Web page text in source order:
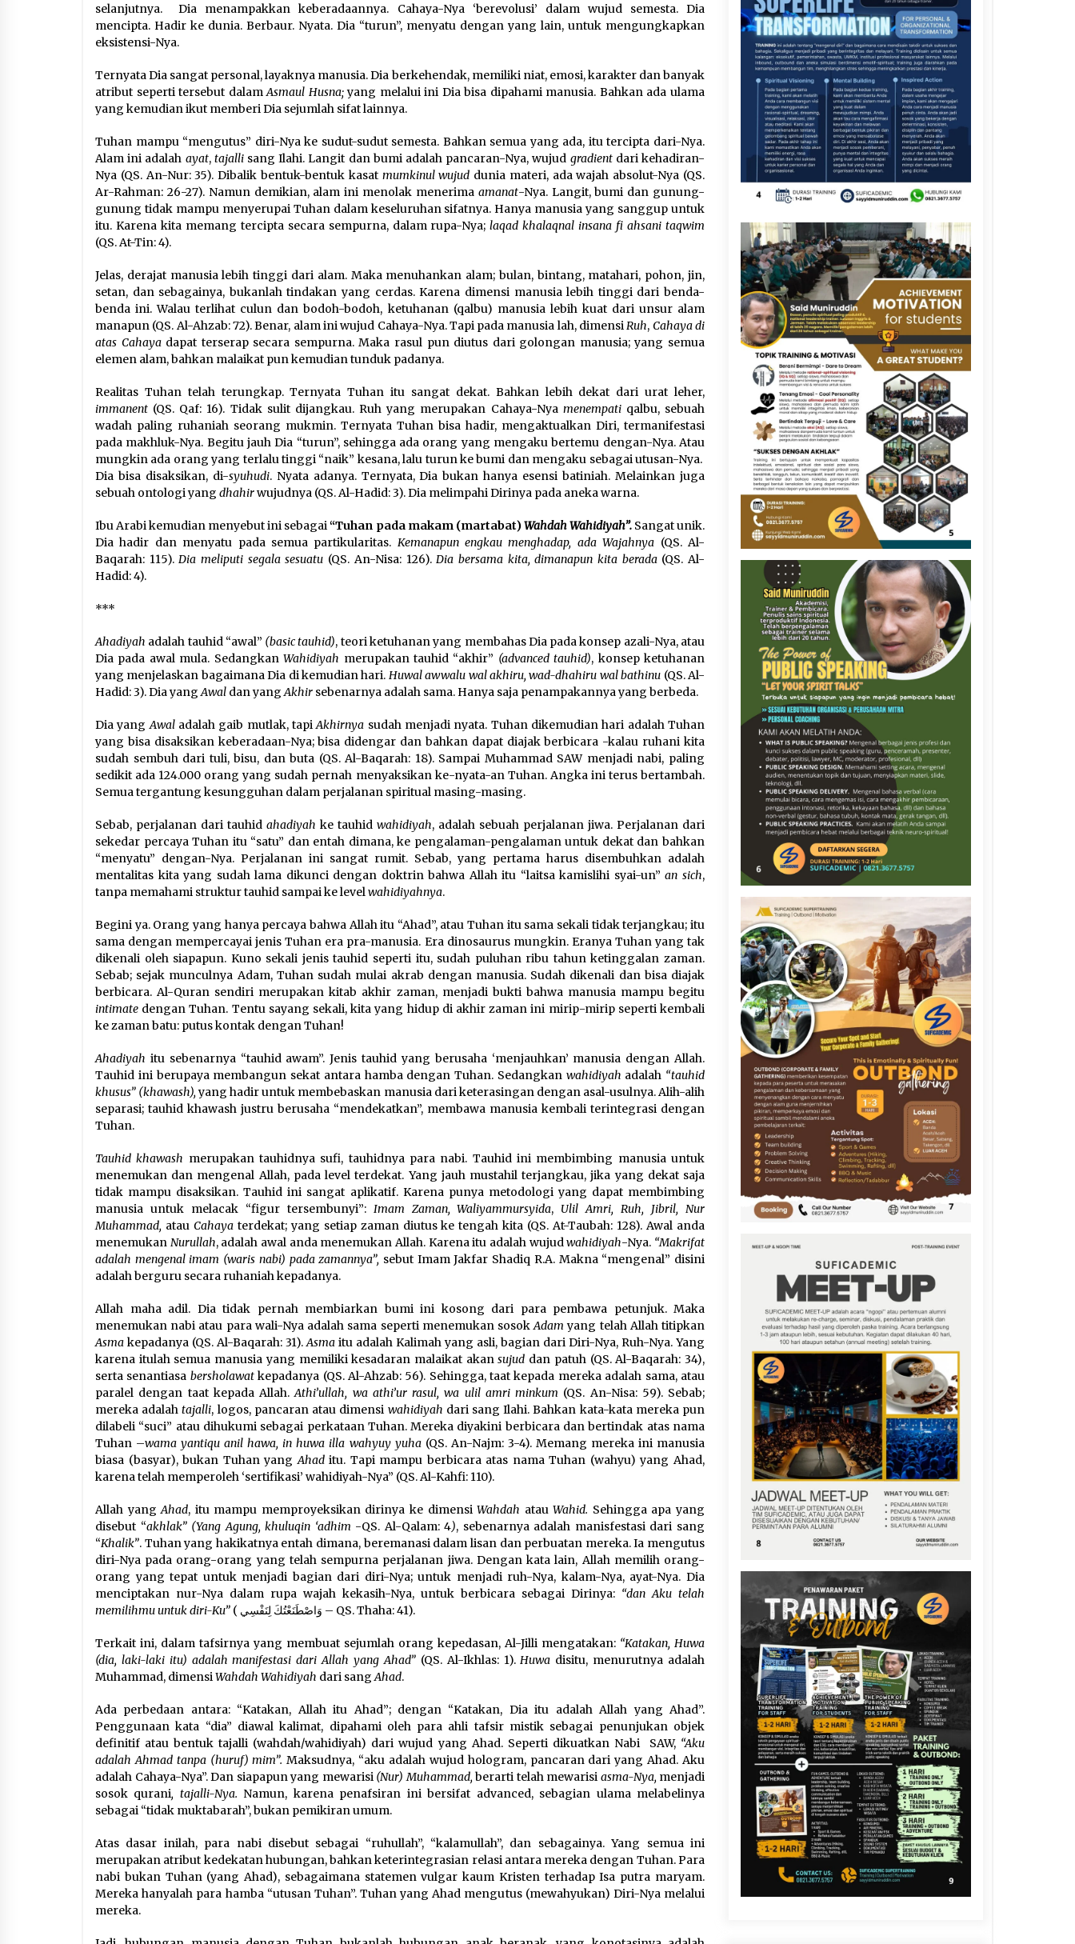
selanjutnya. Dia menampakkan keberadaannya. Cahaya-Nya ‘berevolusi’ dalam wujud semesta. Dia
mencipta. Hadir ke dunia. Berbaur. Nyata. Dia “turun”, menyatu dengan yang lain, untuk mengungkapkan
eksistensi-Nya.
Ternyata Dia sangat personal, layaknya manusia. Dia berkehendak, memiliki niat, emosi, karakter dan banyak
atribut seperti tersebut dalamAsmaul Husna;yang melalui ini Dia bisa dipahami manusia. Bahkan ada ulama
yang kemudian ikut memberi Dia sejumlah sifat lainnya.
Tuhan mampu “mengutus” diri-Nya ke sudut-sudut semesta. Bahkan semua yang ada, itu tercipta dari-Nya.
Alam ini adalah ayat, tajallisang Ilahi. Langit dan bumi adalah pancaran-Nya, wujud gradientdari kehadiran-
Nya (QS. An-Nur: 35). Dibalik bentuk-bentuk kasat mumkinul wujud dunia materi, ada wajah absolut-Nya (QS.
Ar-Rahman: 26-27). Namun demikian, alam ini menolak menerima amanat-Nya. Langit, bumi dan gunung-
gunung tidak mampu menyerupai Tuhan dalam keseluruhan sifatnya. Hanya manusia yang sanggup untuk
itu. Karena kita memang tercipta secara sempurna, dalam rupa-Nya;laqad khalaqnal insana fi ahsani taqwim
(QS. At-Tin: 4).
Jelas, derajat manusia lebih tinggi dari alam. Maka menuhankan alam; bulan, bintang, matahari, pohon, jin,
setan, dan sebagainya, bukanlah tindakan yang cerdas. Karena dimensi manusia lebih tinggi dari benda-
benda ini. Walau terlihat culun dan bodoh-bodoh, ketuhanan (qalbu) manusia lebih kuat dari unsur alam
manapun (QS. Al-Ahzab: 72). Benar, alam ini wujud Cahaya-Nya. Tapi pada manusia lah, dimensi Ruh, Cahaya di
atas Cahayadapat terserap secara sempurna. Maka rasul pun diutus dari golongan manusia; yang semua
elemen alam, bahkan malaikat pun kemudian tunduk padanya.
Realitas Tuhan telah terungkap. Ternyata Tuhan itu sangat dekat. Bahkan lebih dekat dari urat leher,
immanent (QS. Qaf: 16). Tidak sulit dijangkau. Ruh yang merupakan Cahaya-Nya menempatiqalbu, sebuah
wadah paling ruhaniah seorang mukmin. Ternyata Tuhan bisa hadir, mengaktualkan Diri, termanifestasi
pada makhluk-Nya. Begitu jauh Dia “turun”, sehingga ada orang yang mengaku bertemu dengan-Nya. Atau
mungkin ada orang yang terlalu tinggi “naik” kesana, lalu turun ke bumi dan mengaku sebagai utusan-Nya.
Dia bisa disaksikan, di-syuhudi. Nyata adanya. Ternyata, Dia bukan hanya esensi batiniah. Melainkan juga
sebuah ontologi yang dhahirwujudnya (QS. Al-Hadid: 3). Dia melimpahi Dirinya pada aneka warna.
Ibu Arabi kemudian menyebut ini sebagai“Tuhan pada makam (martabat)Wahdah Wahidiyah”. Sangat unik.
Dia hadir dan menyatu pada semua partikularitas. Kemanapun engkau menghadap, ada Wajahnya (QS. Al-
Baqarah: 115). Dia meliputi segala sesuatu (QS. An-Nisa: 126). Dia bersama kita, dimanapun kita berada(QS. Al-
Hadid: 4).
***
Ahadiyah adalah tauhid “awal” (basic tauhid), teori ketuhanan yang membahas Dia pada konsep azali-Nya, atau
Dia pada awal mula. SedangkanWahidiyah merupakan tauhid “akhir” (advanced tauhid), konsep ketuhanan
yang menjelaskan bagaimana Dia di kemudian hari. Huwal awwalu wal akhiru, wad-dhahiru wal bathinu (QS. Al-
Hadid: 3). Dia yang Awal dan yang Akhir sebenarnya adalah sama. Hanya saja penampakannya yang berbeda.
Dia yang Awal adalah gaib mutlak, tapiAkhirnya sudah menjadi nyata. Tuhan dikemudian hari adalah Tuhan
yang bisa disaksikan keberadaan-Nya; bisa didengar dan bahkan dapat diajak berbicara -kalau ruhani kita
sudah sembuh dari tuli, bisu, dan buta (QS. Al-Baqarah: 18). Sampai Muhammad SAW menjadi nabi, paling
sedikit ada 124.000 orang yang sudah pernah menyaksikan ke-nyata-an Tuhan. Angka ini terus bertambah.
Semua tergantung kesungguhan dalam perjalanan spiritual masing-masing.
Sebab, perjalanan dari tauhid ahadiyah ke tauhid wahidiyah, adalah sebuah perjalanan jiwa. Perjalanan dari
sekedar percaya Tuhan itu “satu” dan entah dimana, ke pengalaman-pengalaman untuk dekat dan bahkan
“menyatu” dengan-Nya. Perjalanan ini sangat rumit. Sebab, yang pertama harus disembuhkan adalah
mentalitas kita yang sudah lama dikunci dengan doktrin bahwa Allah itu “laitsa kamislihi syai-un”an sich,
tanpa memahami struktur tauhid sampai ke level wahidiyahnya.
Begini ya. Orang yang hanya percaya bahwa Allah itu “Ahad”, atau Tuhan itu sama sekali tidak terjangkau; itu
sama dengan mempercayai jenis Tuhan era pra-manusia. Era dinosaurus mungkin. Eranya Tuhan yang tak
dikenali oleh siapapun. Kuno sekali jenis tauhid seperti itu, sudah puluhan ribu tahun ketinggalan zaman.
Sebab; sejak munculnya Adam, Tuhan sudah mulai akrab dengan manusia. Sudah dikenali dan bisa diajak
berbicara. Al-Quran sendiri merupakan kitab akhir zaman, menjadi bukti bahwa manusia mampu begitu
intimate dengan Tuhan. Tentu sayang sekali, kita yang hidup di akhir zaman ini mirip-mirip seperti kembali
ke zaman batu: putus kontak dengan Tuhan!
Ahadiyah itu sebenarnya “tauhid awam”. Jenis tauhid yang berusaha ‘menjauhkan’ manusia dengan Allah.
Tauhid ini berupaya membangun sekat antara hamba dengan Tuhan. Sedangkan wahidiyah adalah “tauhid
khusus” (khawash),yang hadir untuk membebaskan manusia dari keterasingan dengan asal-usulnya. Alih-alih
separasi; tauhid khawash justru berusaha “mendekatkan”, membawa manusia kembali terintegrasi dengan
Tuhan.
Tauhid khawash merupakan tauhidnya sufi, tauhidnya para nabi. Tauhid ini membimbing manusia untuk
menemukan dan mengenal Allah, pada level terdekat. Yang jauh mustahil terjangkau, jika yang dekat saja
tidak mampu disaksikan. Tauhid ini sangat aplikatif. Karena punya metodologi yang dapat membimbing
manusia untuk melacak “figur tersembunyi”: Imam Zaman, Waliyammursyida, Ulil Amri,
Ruh, Jibril, Nur
Muhammad, atau Cahaya terdekat; yang setiap zaman diutus ke tengah kita (QS. At-Taubah: 128). Awal anda
menemukan Nurullah, adalah awal anda menemukan Allah. Karena itu adalah wujudwahidiyah-Nya. “Makrifat
adalah mengenal imam (waris nabi) pada zamannya”, sebut Imam Jakfar Shadiq R.A. Makna “mengenal” disini
adalah berguru secara ruhaniah kepadanya.
Allah maha adil. Dia tidak pernah membiarkan bumi ini kosong dari para pembawa petunjuk. Maka
menemukan nabi atau para wali-Nya adalah sama seperti menemukan sosokAdam yang telah Allah titipkan
Asma kepadanya (QS. Al-Baqarah: 31). Asma itu adalah Kalimah yang asli, bagian dari Diri-Nya, Ruh-Nya. Yang
karena itulah semua manusia yang memiliki kesadaran malaikat akansujud dan patuh (QS. Al-Baqarah: 34),
serta senantiasa bersholawatkepadanya (QS. Al-Ahzab: 56). Sehingga, taat kepada mereka adalah sama, atau
paralel dengan taat kepada Allah.Athi’ullah, wa athi’ur rasul, wa ulil amri minkum (QS. An-Nisa: 59). Sebab;
mereka adalahtajalli, logos, pancaran atau dimensi wahidiyah dari sang Ilahi. Bahkan kata-kata mereka pun
dilabeli “suci” atau dihukumi sebagai perkataan Tuhan. Mereka diyakini berbicara dan bertindak atas nama
Tuhan –wama yantiqu anil hawa, in huwa illa wahyuy yuha(QS. An-Najm: 3-4). Memang mereka ini manusia
biasa (basyar), bukan Tuhan yang Ahaditu. Tapi mampu berbicara atas nama Tuhan (wahyu) yang Ahad,
karena telah memperoleh ‘sertifikasi’ wahidiyah-Nya” (QS. Al-Kahfi: 110).
Allah yangAhad, itu mampu memproyeksikan dirinya ke dimensiWahdah atauWahid. Sehingga apa yang
disebut “akhlak” (Yang Agung, khuluqin ‘adhim -QS. Al-Qalam: 4), sebenarnya adalah manisfestasi dari sang
“Khalik”. Tuhan yang hakikatnya entah dimana, beremanasi dalam lisan dan perbuatan mereka. Ia mengutus
diri-Nya pada orang-orang yang telah sempurna perjalanan jiwa. Dengan kata lain, Allah memilih orang-
orang yang tepat untuk menjadi bagian dari diri-Nya; untuk menjadi ruh-Nya, kalam-Nya, ayat-Nya. Dia
menciptakan nur-Nya dalam rupa wajah kekasih-Nya, untuk berbicara sebagai Dirinya: “dan Aku telah
memilihmu untuk diri-Ku”
( وَاصْطَنَعْتُكَ لِنَفْسِي – QS. Thaha: 41).
Terkait ini, dalam tafsirnya yang membuat sejumlah orang kepedasan, Al-Jilli mengatakan: “Katakan, Huwa
(dia, laki-laki itu) adalah manifestasi dari Allah yang Ahad” (QS. Al-Ikhlas: 1). Huwa disitu, menurutnya adalah
Muhammad, dimensi Wahdah Wahidiyah dari sang Ahad.
Ada perbedaan antara: “Katakan, Allah itu Ahad”; dengan “Katakan, Dia itu adalah Allah yang Ahad”.
Penggunaan kata “dia” diawal kalimat, dipahami oleh para ahli tafsir mistik sebagai penunjukan objek
definitif atau bentuk tajalli (wahdah/wahidiyah) dari wujud yang Ahad. Seperti dikuatkan Nabi SAW, “Aku
adalah Ahmad tanpa (huruf) mim”.Maksudnya, “aku adalah wujud hologram, pancaran dari yang Ahad. Aku
adalah Cahaya-Nya”. Dan siapapun yang mewarisi (Nur) Muhammad, berarti telah mewarisi asma-Nya, menjadi
sosok qurani, tajalli-Nya. Namun, karena penafsiran ini bersifat advanced, sebagian ulama melabelinya
sebagai “tidak muktabarah”, bukan pemikiran umum.
Atas dasar inilah, para nabi disebut sebagai “ruhullah”, “kalamullah”, dan sebagainya. Yang semua ini
merupakan atribut kedekatan hubungan, bahkan keterintegrasian relasi antara mereka dengan Tuhan. Para
nabi bukan Tuhan (yang Ahad), sebagaimana statemen vulgar kaum Kristen terhadap Isa putra maryam.
Mereka hanyalah para hamba “utusan Tuhan”. Tuhan yang Ahad mengutus (mewahyukan) Diri-Nya melalui
mereka.